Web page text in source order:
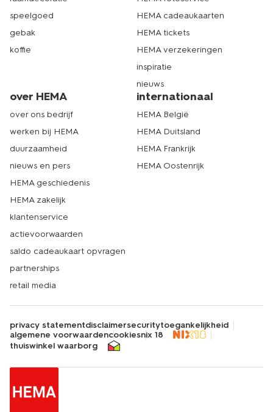
speelgoed
gebak
koffie
HEMA cadeaukaarten
HEMA tickets
HEMA verzekeringen
inspiratie
nieuws
over HEMA
over ons bedrijf
werken bij HEMA
duurzaamheid
nieuws en pers
HEMA geschiedenis
HEMA zakelijk
klantenservice
actievoorwaarden
saldo cadeaukaart opvragen
partnerships
retail media
internationaal
HEMA België
HEMA Duitsland
HEMA Frankrijk
HEMA Oostenrijk
privacy statementdisclaimersecuritytoegankelijkheid
algemene voorwaardencookiesnix 18
thuiswinkel waarborg